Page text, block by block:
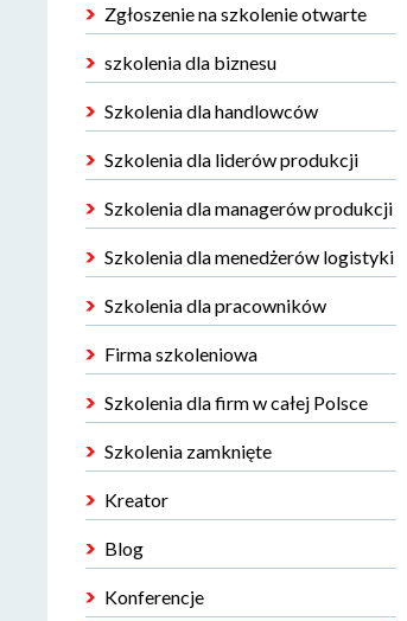
Zgłoszenie na szkolenie otwarte
szkolenia dla biznesu
Szkolenia dla handlowców
Szkolenia dla liderów produkcji
Szkolenia dla managerów produkcji
Szkolenia dla menedżerów logistyki
Szkolenia dla pracowników
Firma szkoleniowa
Szkolenia dla firm w całej Polsce
Szkolenia zamknięte
Kreator
Blog
Konferencje